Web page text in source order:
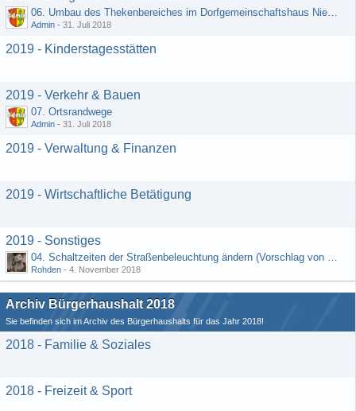
06. Umbau des Thekenbereiches im Dorfgemeinschaftshaus Niedermeilingen und Schaffung eines Lagerraumes
Admin - 31. Juli 2018
2019 - Kinderstagesstätten
2019 - Verkehr & Bauen
07. Ortsrandwege
Admin - 31. Juli 2018
2019 - Verwaltung & Finanzen
2019 - Wirtschaftliche Betätigung
2019 - Sonstiges
04. Schaltzeiten der Straßenbeleuchtung ändern (Vorschlag von Hermann Rädiker 01.07.2018)
Rohden - 4. November 2018
Archiv Bürgerhaushalt 2018
Sie befinden sich im Archiv des Bürgerhaushalts für das Jahr 2018!
2018 - Familie & Soziales
2018 - Freizeit & Sport